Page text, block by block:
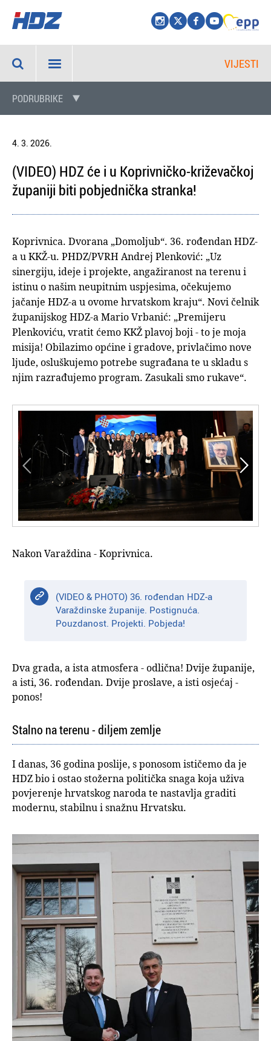
VIJESTI
PODRUBRIKE
4. 3. 2026.
(VIDEO) HDZ će i u Koprivničko-križevačkoj
županiji biti pobjednička stranka!
Koprivnica. Dvorana „Domoljub“. 36. rođendan HDZ-
a u KKŽ-u. PHDZ/PVRH Andrej Plenković: „Uz
sinergiju, ideje i projekte, angažiranost na terenu i
istinu o našim neupitnim uspjesima, očekujemo
jačanje HDZ-a u ovome hrvatskom kraju“. Novi čelnik
županijskog HDZ-a Mario Vrbanić: „Premijeru
Plenkoviću, vratit ćemo KKŽ plavoj boji - to je moja
misija! Obilazimo općine i gradove, privlačimo nove
ljude, osluškujemo potrebe sugrađana te u skladu s
njim razrađujemo program. Zasukali smo rukave“.


Nakon Varaždina - Koprivnica.
(VIDEO & PHOTO) 36. rođendan HDZ-a
Varaždinske županije. Postignuća.
Pouzdanost. Projekti. Pobjeda!
Dva grada, a ista atmosfera - odlična! Dvije županije,
a isti, 36. rođendan. Dvije proslave, a isti osjećaj -
ponos!
Stalno na terenu - diljem zemlje
I danas, 36 godina poslije, s ponosom ističemo da je
HDZ bio i ostao stožerna politička snaga koja uživa
povjerenje hrvatskog naroda te nastavlja graditi
modernu, stabilnu i snažnu Hrvatsku.